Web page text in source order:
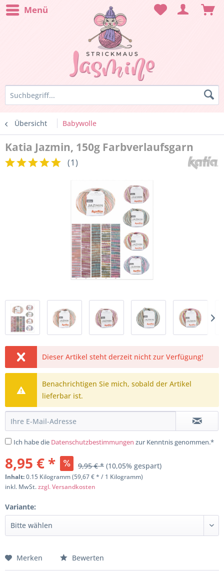
Menü
Übersicht Babywolle
Katia Jazmin, 150g Farbverlaufsgarn
(1)
Dieser Artikel steht derzeit nicht zur Verfügung!
Benachrichtigen Sie mich, sobald der Artikel
lieferbar ist.
Ich habe die Datenschutzbestimmungen zur Kenntnis genommen.*
8,95 € * 9,95 € * (10,05% gespart)
Inhalt:0.15 Kilogramm (59,67 € * / 1 Kilogramm)
inkl. MwSt.zzgl. Versandkosten
Variante:
Merken Bewerten